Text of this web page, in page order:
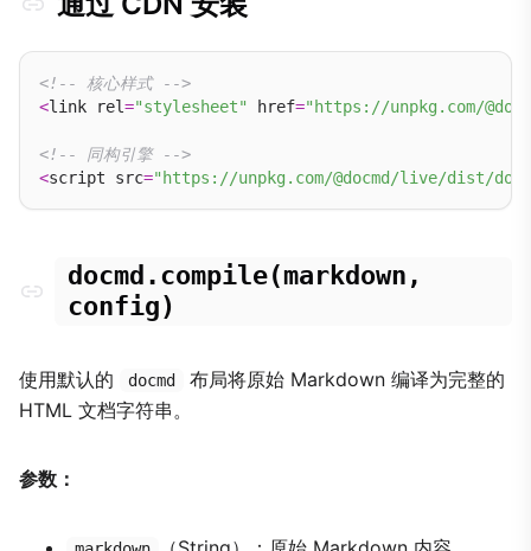
<!-- 核心样式 -->
<link rel="stylesheet" href="https://unpkg.com/
<!-- 同构引擎 -->
<script src="https://unpkg.com/@docmd/live/dist/
docmd.compile(markdown,
config)
使用默认的 docmd
布局将原始 Markdown 编译为完整的
HTML 文档字符串。
参数：